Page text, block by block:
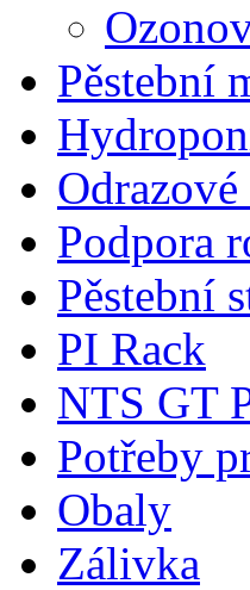
Pěstební
Podpora
Pěstební
PI Rack
NTS GT
Potřeby
Obaly
Zálivka